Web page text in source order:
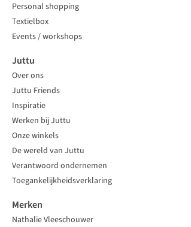
Personal shopping
Textielbox
Events / workshops
Juttu
Over ons
Juttu Friends
Inspiratie
Werken bij Juttu
Onze winkels
De wereld van Juttu
Verantwoord ondernemen
Toegankelijkheidsverklaring
Merken
Nathalie Vleeschouwer